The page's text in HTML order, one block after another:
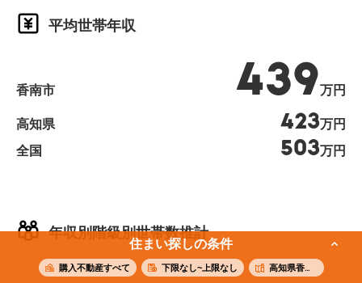
住まい探しの条件
購入不動産すべて 下限なし~上限なし 高知県香南市
年収別階級別世帯数推計
平均世帯年収
香南市 439万円
高知県 423万円
全国
503万円